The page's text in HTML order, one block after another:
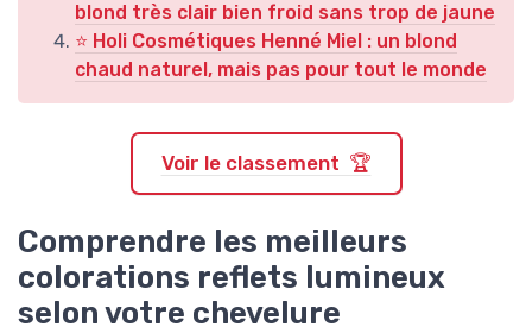
blond très clair bien froid sans trop de jaune
⭐ Holi Cosmétiques Henné Miel : un blond
chaud naturel, mais pas pour tout le monde
Voir le classement 🏆
Comprendre les meilleurs
colorations reflets lumineux
selon votre chevelure